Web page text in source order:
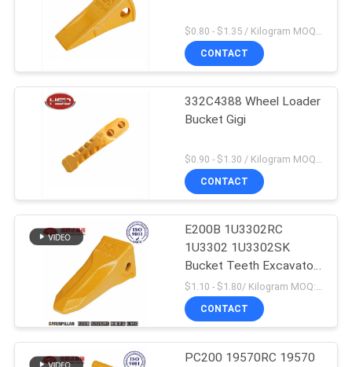
CONTACT
332C4388 Wheel Loader
Bucket Gigi
CONTACT
E200B 1U3302RC
1U3302 1U3302SK
Bucket Teeth Excavator
Produksi massal
$1.10 - $1.80/ Kilogram MOQ:100 Kilogram/Kilograms
CONTACT
PC200 19570RC 19570